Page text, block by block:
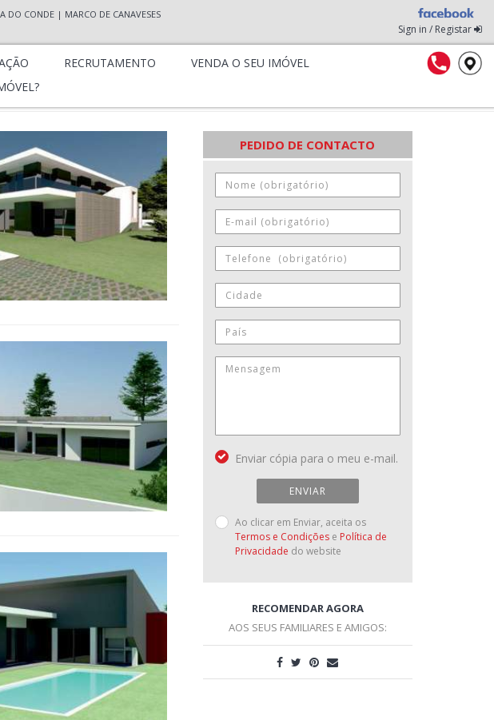
DO CONDE| MARCO DE CANAVESES
Sign in / Registar
RECRUTAMENTO
VENDA O SEU IMÓVEL
PEDIDO DE CONTACTO
Enviar cópia para o meu e-mail.
ENVIAR
Ao clicar em Enviar, aceita os
Termos e Condiçõese Política de
Privacidade do website
RECOMENDAR AGORA
AOS SEUS FAMILIARES E AMIGOS: